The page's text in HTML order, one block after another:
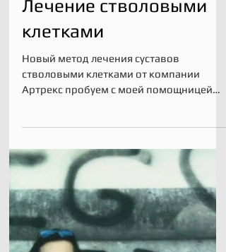
Лечение стволовыми
клетками
Новый метод лечения суставов
стволовыми клетками от компании